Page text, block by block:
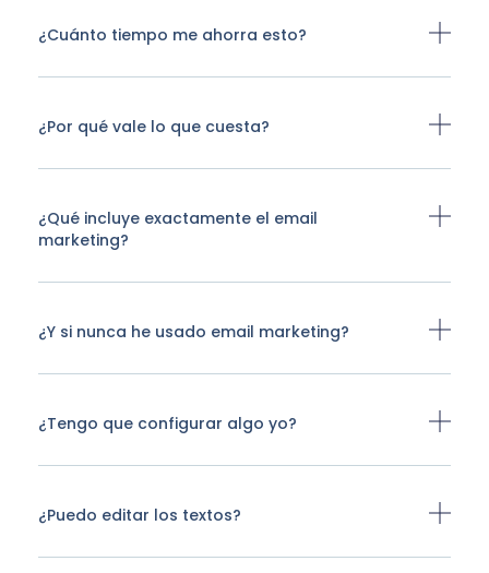
¿Cuánto tiempo me ahorra esto?
¿Por qué vale lo que cuesta?
¿Qué incluye exactamente el email
marketing?
¿Y si nunca he usado email marketing?
¿Tengo que configurar algo yo?
¿Puedo editar los textos?